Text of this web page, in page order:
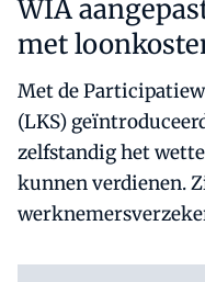
WIA
met
Met de
(LKS)
zelfstandig het
kunnen verdienen.